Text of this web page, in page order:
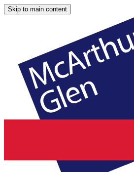
Skip to main content